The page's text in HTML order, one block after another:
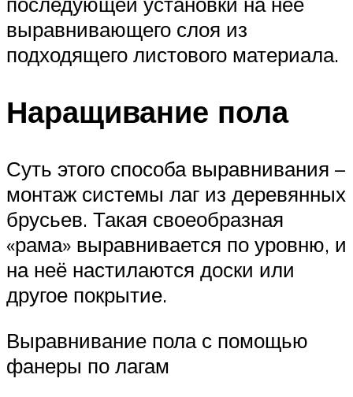
выравнивающего слоя из
подходящего листового материала.
Наращивание пола
Суть этого способа выравнивания –
монтаж системы лаг из деревянных
брусьев. Такая своеобразная
«рама» выравнивается по уровню, и
на неё настилаются доски или
другое покрытие.
Выравнивание пола с помощью
фанеры по лагам